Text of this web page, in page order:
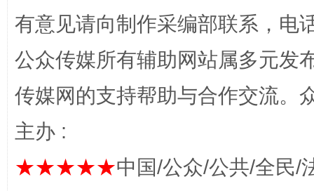
这是一记警钟！ 谢
有意见请向制作采编部联系，电
公众传媒所有辅助网站属多元发
传媒网的支持帮助与合作交流。
主办 :
★★★★★中国/公众/公共/全民/